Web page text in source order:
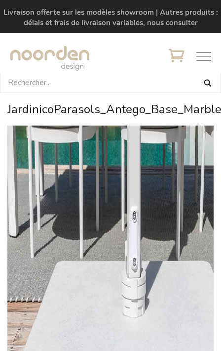
Livraison offerte sur les modèles showroom | Autres produits :
délais et frais de livraison variables, nous consulter
JardinicoParasols_Antego_Base_Marble